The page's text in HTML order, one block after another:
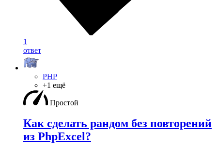
1
ответ
PHP
+1 ещё
Простой
Как сделать рандом без повторений
из PhpExcel?